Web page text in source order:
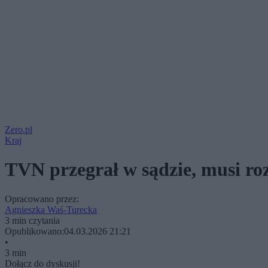
Zero.pl
Kraj
TVN przegrał w sądzie, musi
Opracowano przez:
Agnieszka Waś-Turecka
3 min czytania
Opublikowano:04.03.2026 21:21
•
3 min
Dołącz do dyskusji!